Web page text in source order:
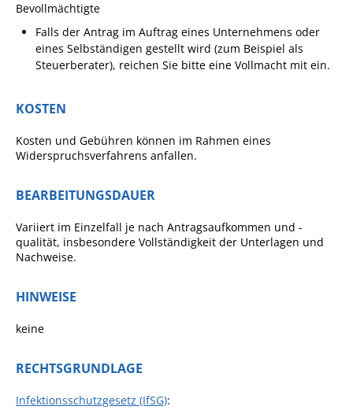
Bevollmächtigte
Falls der Antrag im Auftrag eines Unternehmens oder
eines Selbständigen gestellt wird (zum Beispiel als
Steuerberater), reichen Sie bitte eine Vollmacht mit ein.
KOSTEN
Kosten und Gebühren können im Rahmen eines
Widerspruchsverfahrens anfallen.
BEARBEITUNGSDAUER
Variiert im Einzelfall je nach Antragsaufkommen und -
qualität, insbesondere Vollständigkeit der Unterlagen und
Nachweise.
HINWEISE
keine
RECHTSGRUNDLAGE
Infektionsschutzgesetz (IfSG):